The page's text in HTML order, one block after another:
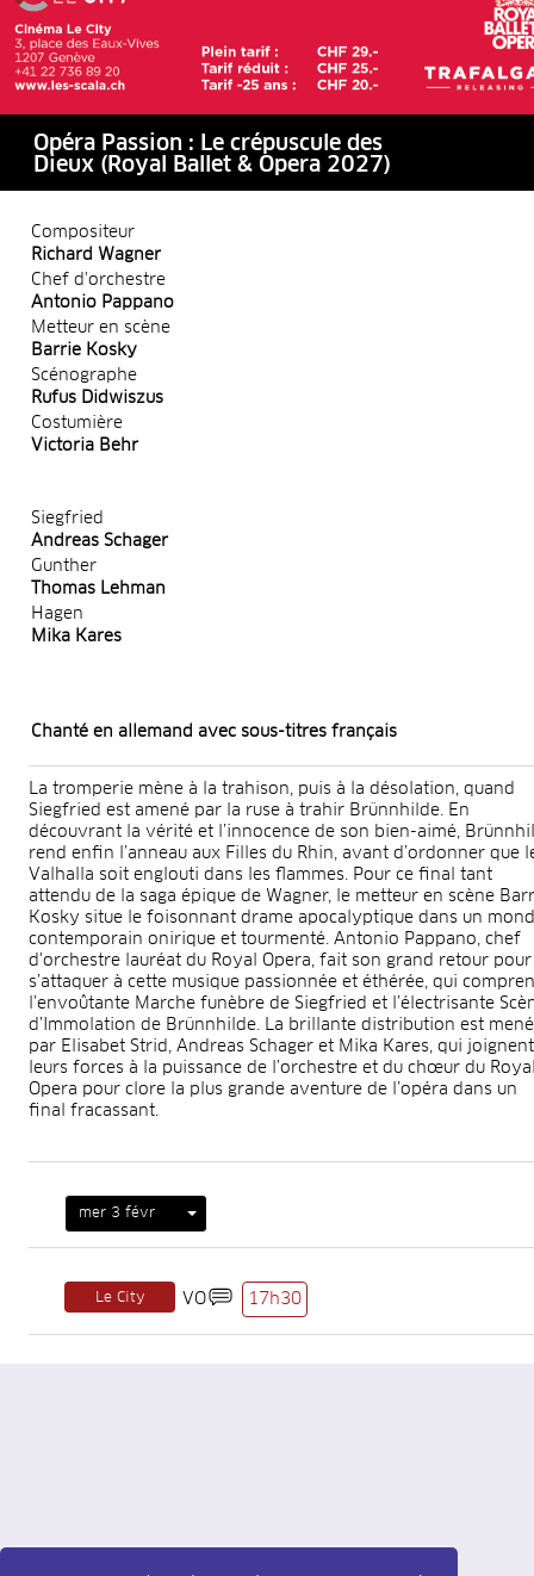
Opéra Passion : Le crépuscule des
Dieux (Royal Ballet & Opera 2027)
Compositeur
Richard Wagner
Chef d'orchestre
Antonio Pappano
Metteur en scène
Barrie Kosky
Scénographe
Rufus Didwiszus
Costumière
Victoria Behr
Siegfried
Andreas Schager
Gunther
Thomas Lehman
Hagen
Mika Kares
Chanté en allemand avec sous-titres français
La tromperie mène à la trahison, puis à la désolation, quand
Siegfried est amené par la ruse à trahir Brünnhilde. En
découvrant la vérité et l’innocence de son bien-aimé,
rend enfin l’anneau aux Filles du Rhin, avant d’ordonner que
Valhalla soit englouti dans les flammes. Pour ce final tant
attendu de la saga épique de Wagner, le metteur en scène
Kosky situe le foisonnant drame apocalyptique dans un
contemporain onirique et tourmenté. Antonio Pappano, chef
d'orchestre lauréat du Royal Opera, fait son grand retour pour
s’attaquer à cette musique passionnée et éthérée, qui
l’envoûtante Marche funèbre de Siegfried et l’électrisante
d’Immolation de Brünnhilde. La brillante distribution est
par Elisabet Strid, Andreas Schager et Mika Kares, qui joignent
leurs forces à la puissance de l’orchestre et du chœur du
Opera pour clore la plus grande aventure de l’opéra dans un
final fracassant.
mer 3 févr
Le City VO 17h30